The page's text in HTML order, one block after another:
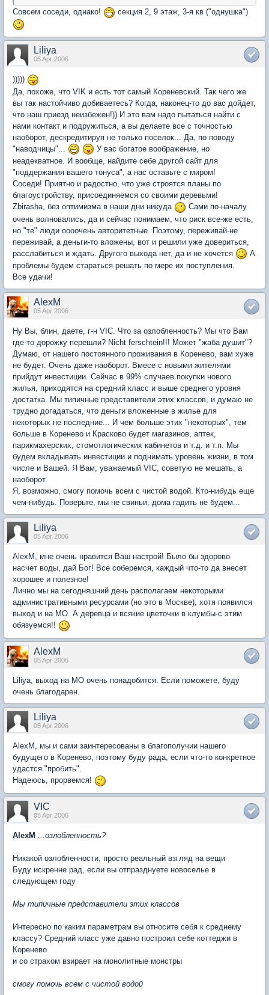
Совсем соседи, однако! секция 2, 9 этаж, 3-я кв ("однушка")
Liliya
05 Apr 2006
)))))
Да, похоже, что VIK и есть тот самый Кореневский. Так чего же
вы так настойчиво добиваетесь? Когда, наконец-то до вас дойдет,
что наш приезд неизбежен!)) И это вам надо пытаться найти с
нами контакт и подружиться, а вы делаете все с точностью
наоборот, дескредитируя не только поселок... Да, по поводу
"наводчицы"...
У вас богатое воображение, но
неадекватное. И вообще, найдите себе другой сайт для
"поддержания вашего тонуса", а нас оставьте с миром!
Соседи! Приятно и радостно, что уже строятся планы по
благоустройству, присоединяемся со своими деревьми!
Zbirasha, без оптимизма в наши дни никуда
Сами по-началу
очень волновались, да и сейчас понимаем, что риск все-же есть,
но "те" люди оооочень авторитетные. Поэтому, переживай-не
переживай, а деньги-то вложены, вот и решили уже довериться,
расслабиться и ждать. Другого выхода нет, да и не хочется
А
проблемы будем стараться решать по мере их поступления.
Все удачи!
AlexM
05 Apr 2006
Ну Вы, блин, даете, г-н VIC. Что за озлобленность? Мы что Вам
где-то дорожку перешли? Nicht ferschtein!!! Может "жаба душит"?
Думаю, от нашего постоянного проживания в Коренево, вам хуже
не будет. Очень даже наоборот. Вмесе с новыми жителями
прийдут инвестиции. Сейчас в 99% случаев покупки нового
жилья, приходятся на средний класс и выше среднего уровня
достатка. Мы типичные представители этих классов, и думаю не
трудно догадаться, что деньги вложенные в жилье для
некоторых не последние... И чем больше этих "некоторых", тем
больше в Коренево и Красково будет магазинов, аптек,
парикмахерских, стомотлогических кабинетов и т.д. и т.п. Мы
будем вкладывать инвестиции и поднимать уровень жизни, в том
числе и Вашей. Я Вам, уважаемый VIC, советую не мешать, а
наоборот.
Я, возможно, смогу помочь всем с чистой водой. Кто-нибудь еще
чем-нибудь. Поверьте, мы не свиньи, дома гадить не будем...
Liliya
05 Apr 2006
AlexM, мне очень нравится Ваш настрой! Было бы здорово
насчет воды, дай Бог! Все соберемся, каждый что-то да внесет
хорошее и полезное!
Лично мы на сегодняшний день располагаем некоторыми
административными ресурсами (но это в Москве), хотя появился
выход и на МО. А деревца и всякие цветочки в клумбы-с этим
обязуемся!!
AlexM
05 Apr 2006
Liliya, выход на МО очень понадобится. Если поможете, буду
очень благодарен.
Liliya
05 Apr 2006
AlexM, мы и сами заинтересованы в благополучии нашего
будущего в Коренево, поэтому буду рада, если что-то конкретное
удастся "пробить".
Надеюсь, прорвемся!
VIC
05 Apr 2006
AlexM ...озлобленность?
Никакой озлобленности, просто реальный взгляд на вещи
Буду искренне рад, если вы отпразднуете новоселье в
следующем году
Мы типичные представители этих классов
Интересно по каким параметрам вы относите себя к среднему
классу? Средний класс уже давно построил себе коттеджи в
Коренево
и со страхом взирает на монолитные монстры
смогу помочь всем с чистой водой